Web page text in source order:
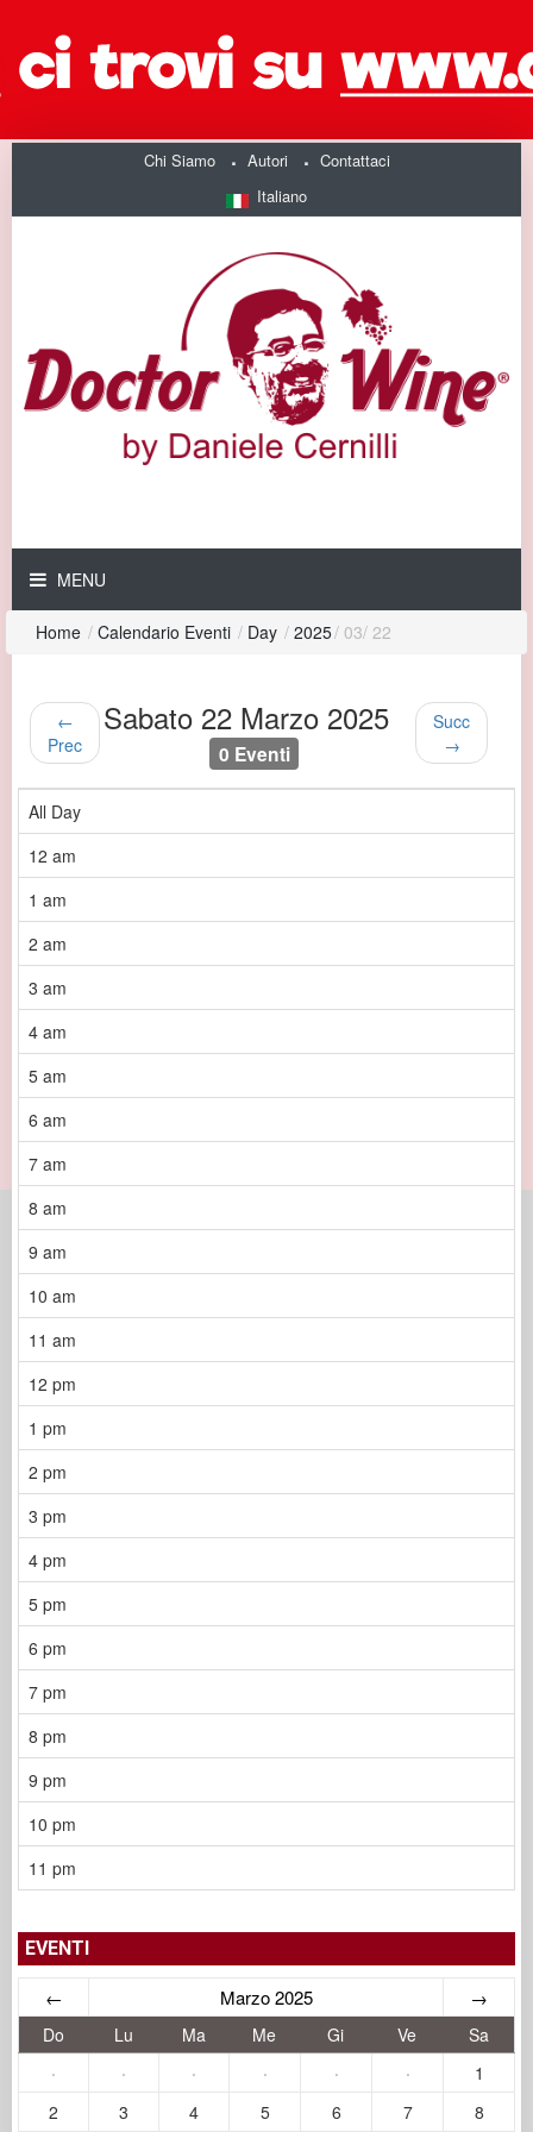
Chi Siamo Autori
Contattaci
Italiano
MENU
Home / Calendario Eventi / Day / 2025/ 03/ 22
←
Prec
Sabato 22 Marzo 2025
0 Eventi
Succ
→
All Day
12 am
1 am
2 am
3 am
4 am
5 am
6 am
7 am
8 am
9 am
10 am
11 am
12 pm
1 pm
2 pm
3 pm
4 pm
5 pm
6 pm
7 pm
8 pm
9 pm
10 pm
11 pm
EVENTI
← Marzo 2025 →
Do Lu Ma Me Gi Ve
Sa
·
· · · · ·
1
2
3 4 5 6 7 8